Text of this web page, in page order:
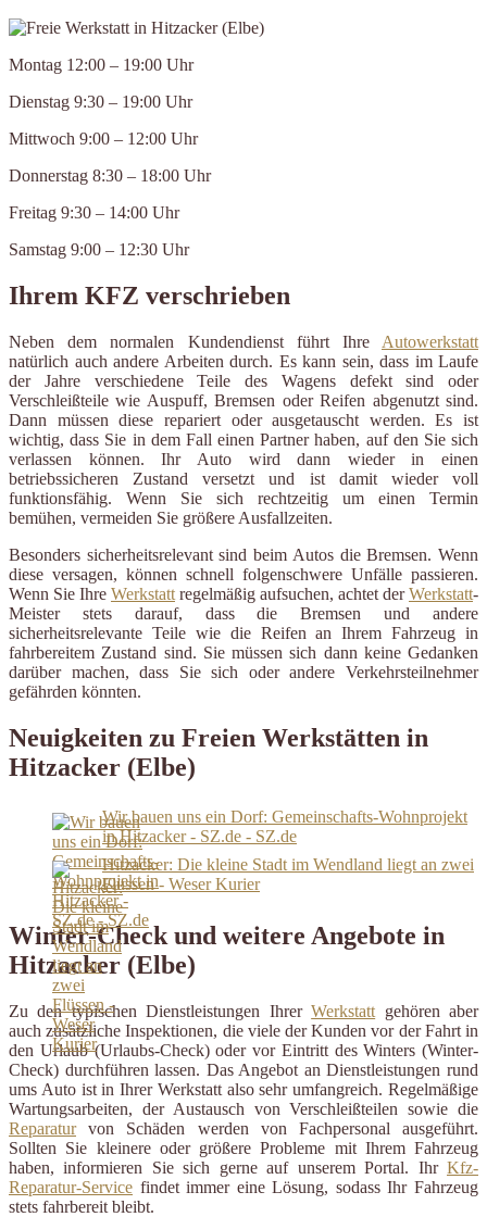
Montag 12:00 – 19:00 Uhr
Dienstag 9:30 – 19:00 Uhr
Mittwoch 9:00 – 12:00 Uhr
Donnerstag 8:30 – 18:00 Uhr
Freitag 9:30 – 14:00 Uhr
Samstag 9:00 – 12:30 Uhr
Ihrem KFZ verschrieben
Neben dem normalen Kundendienst führt Ihre Autowerkstatt
natürlich auch andere Arbeiten durch. Es kann sein, dass im Laufe
der Jahre verschiedene Teile des Wagens defekt sind oder
Verschleißteile wie Auspuff, Bremsen oder Reifen abgenutzt sind.
Dann müssen diese repariert oder ausgetauscht werden. Es ist
wichtig, dass Sie in dem Fall einen Partner haben, auf den Sie sich
verlassen können. Ihr Auto wird dann wieder in einen
betriebssicheren Zustand versetzt und ist damit wieder voll
funktionsfähig. Wenn Sie sich rechtzeitig um einen Termin
bemühen, vermeiden Sie größere Ausfallzeiten.
Besonders sicherheitsrelevant sind beim Autos die Bremsen. Wenn
diese versagen, können schnell folgenschwere Unfälle passieren.
Wenn Sie Ihre Werkstatt regelmäßig aufsuchen, achtet derWerkstatt-
Meister stets darauf, dass die Bremsen und andere
sicherheitsrelevante Teile wie die Reifen an Ihrem Fahrzeug in
fahrbereitem Zustand sind. Sie müssen sich dann keine Gedanken
darüber machen, dass Sie sich oder andere Verkehrsteilnehmer
gefährden könnten.
Neuigkeiten zu Freien Werkstätten in
Hitzacker (Elbe)
Wir bauen uns ein Dorf: Gemeinschafts-Wohnprojekt
in Hitzacker - SZ.de - SZ.de
Hitzacker: Die kleine Stadt im Wendland liegt an zwei
Flüssen - Weser Kurier
Winter-Check und weitere Angebote in
Hitzacker (Elbe)
Zu den typischen Dienstleistungen IhrerWerkstatt gehören aber
auch zusätzliche Inspektionen, die viele der Kunden vor der Fahrt in
den Urlaub (Urlaubs-Check) oder vor Eintritt des Winters (Winter-
Check) durchführen lassen. Das Angebot an Dienstleistungen rund
ums Auto ist in Ihrer Werkstatt also sehr umfangreich. Regelmäßige
Wartungsarbeiten, der Austausch von Verschleißteilen sowie die
Reparaturvon Schäden werden von Fachpersonal ausgeführt.
Sollten Sie kleinere oder größere Probleme mit Ihrem Fahrzeug
haben, informieren Sie sich gerne auf unserem Portal. Ihr Kfz-
Reparatur-Service findet immer eine Lösung, sodass Ihr Fahrzeug
stets fahrbereit bleibt.